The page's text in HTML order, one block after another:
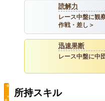
読解力
レース中盤に観
作戦・差し＞
迅速果断
レース中盤に中
所持スキル